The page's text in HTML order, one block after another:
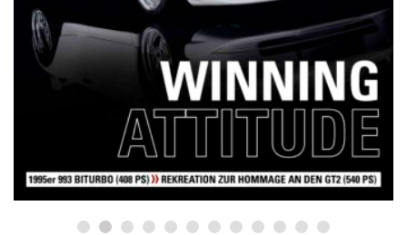
12 Jahre werk1® sports | cars |
culture: Bestellen Sie jetzt die
neue Sommerausgabe 01 | 2025
(erscheint am 1. Juli 2025) online
auf netzwerkeins | GO!
23. Juni 2025